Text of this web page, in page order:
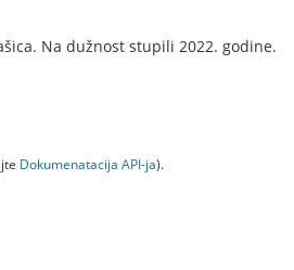
Na dužnost stupili 2022. godine.
Dokumenаtаcijа API-jа).